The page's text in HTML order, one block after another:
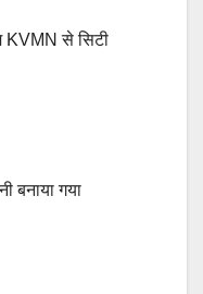
KVMN से सिटी
बनाया गया